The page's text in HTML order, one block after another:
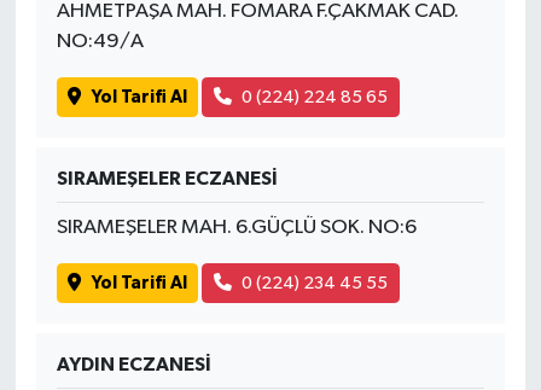
AHMETPAŞA MAH. FOMARA F.ÇAKMAK CAD.
NO:49/A
Yol Tarifi Al 0 (224) 224 85 65
SIRAMEŞELER ECZANESİ
SIRAMEŞELER MAH. 6.GÜÇLÜ SOK. NO:6
Yol Tarifi Al 0 (224) 234 45 55
AYDIN ECZANESİ